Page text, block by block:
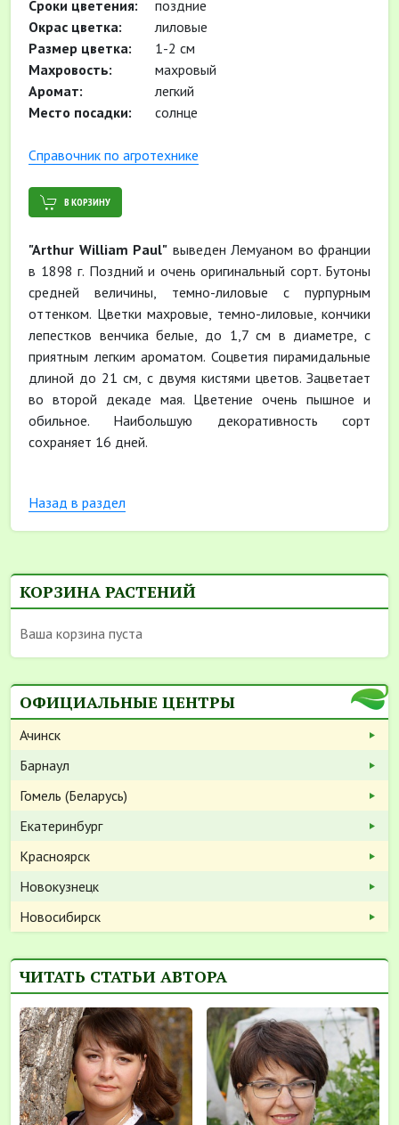
Сроки цветения:
поздние
Окрас цветка:
лиловые
Размер цветка:
1-2 см
Махровость:
махровый
Аромат:
легкий
Место посадки:
солнце
Cправочник по агротехнике
В КОРЗИНУ
"Arthur William Paul" выведен Лемуаном во франции
в 1898 г. Поздний и очень оригинальный сорт. Бутоны
средней величины, темно-лиловые с пурпурным
оттенком. Цветки махровые, темно-лиловые, кончики
лепестков венчика белые, до 1,7 см в диаметре, с
приятным легким ароматом. Соцветия пирамидальные
длиной до 21 см, с двумя кистями цветов. Зацветает
во второй декаде мая. Цветение очень пышное и
обильное. Наибольшую декоративность сорт
сохраняет 16 дней.
Назад в раздел
КОРЗИНА РАСТЕНИЙ
Ваша корзина пуста
ОФИЦИАЛЬНЫЕ ЦЕНТРЫ
Ачинск
Барнаул
Гомель (Беларусь)
Екатеринбург
Красноярск
Новокузнецк
Новосибирск
ЧИТАТЬ СТАТЬИ АВТОРА